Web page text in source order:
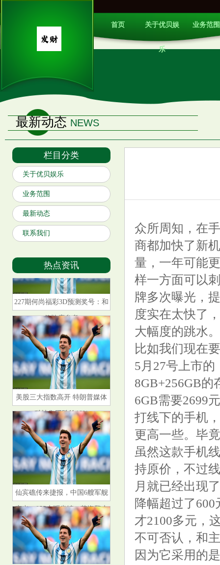
首页 关于优贝娱
乐
业务范围
最新动态 NEWS
栏目分类
关于优贝娱乐
业务范围
最新动态
联系我们
热点资讯
227期何尚福彩3D预测奖号：和
值跨度参考
美股三大指数高开 特朗普媒体
科技集团跌约10%
仙宾礁传来捷报，中国6艘军舰
齐出，055大驱坐镇，菲海警大
败而归
众所周知，在
商都加快了新
量，一年可能
样一方面可以
牌多次曝光，
度实在太快了
大幅度的跳水。
比如我们现在
5月27号上市
8GB+256GB的
6GB需要2699
打线下的手机
更高一些。毕
虽然这款手机
持原价，不过
月就已经出现
降幅超过了
才2100多元，
不可否认，和
因为它采用的